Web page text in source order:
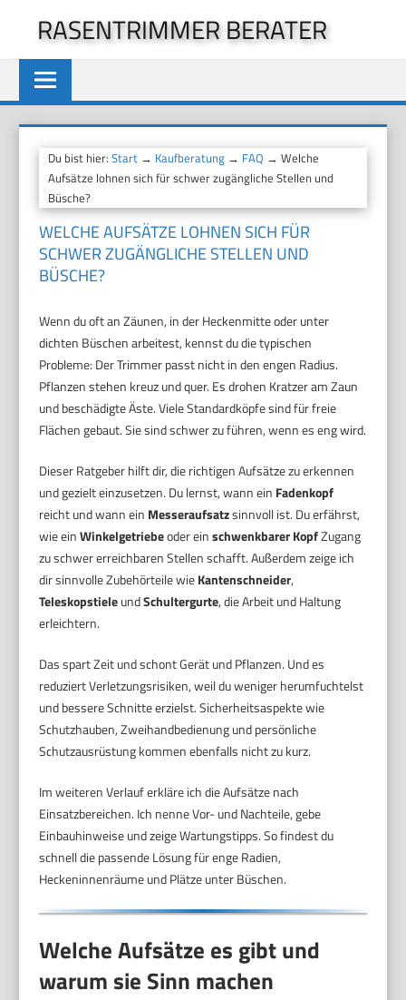
springen
RASENTRIMMER BERATER
Du bist hier:Start → Kaufberatung → FAQ → Welche
Aufsätze lohnen sich für schwer zugängliche Stellen und
Büsche?
WELCHE AUFSÄTZE LOHNEN SICH FÜR
SCHWER ZUGÄNGLICHE STELLEN UND
BÜSCHE?
Wenn du oft an Zäunen, in der Heckenmitte oder unter
dichten Büschen arbeitest, kennst du die typischen
Probleme: Der Trimmer passt nicht in den engen Radius.
Pflanzen stehen kreuz und quer. Es drohen Kratzer am Zaun
und beschädigte Äste. Viele Standardköpfe sind für freie
Flächen gebaut. Sie sind schwer zu führen, wenn es eng wird.
Dieser Ratgeber hilft dir, die richtigen Aufsätze zu erkennen
und gezielt einzusetzen. Du lernst, wann ein Fadenkopf
reicht und wann ein Messeraufsatzsinnvoll ist. Du erfährst,
wie einWinkelgetriebeoder einschwenkbarer KopfZugang
zu schwer erreichbaren Stellen schafft. Außerdem zeige ich
dir sinnvolle Zubehörteile wieKantenschneider,
TeleskopstieleundSchultergurte, die Arbeit und Haltung
erleichtern.
Das spart Zeit und schont Gerät und Pflanzen. Und es
reduziert Verletzungsrisiken, weil du weniger herumfuchtelst
und bessere Schnitte erzielst. Sicherheitsaspekte wie
Schutzhauben, Zweihandbedienung und persönliche
Schutzausrüstung kommen ebenfalls nicht zu kurz.
Im weiteren Verlauf erkläre ich die Aufsätze nach
Einsatzbereichen. Ich nenne Vor- und Nachteile, gebe
Einbauhinweise und zeige Wartungstipps. So findest du
schnell die passende Lösung für enge Radien,
Heckeninnenräume und Plätze unter Büschen.
Welche Aufsätze es gibt und
warum sie Sinn machen